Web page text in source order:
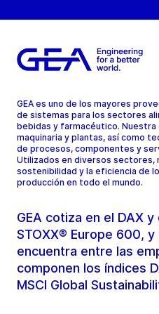
GEA es uno de los mayores
de sistemas para los sectores
bebidas y farmacéutico. Nuestra
maquinaria y plantas, así como
de procesos, componentes y
Utilizados en diversos sectores,
sostenibilidad y la eficiencia de
producción en todo el mundo.
GEA cotiza en el DAX y
STOXX® Europe 600,
encuentra entre las
componen los índices
MSCI Global